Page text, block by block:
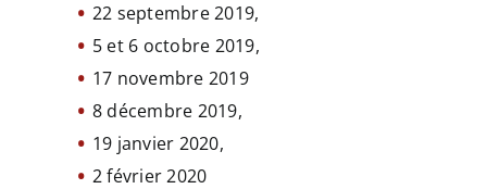
22 septembre 2019,
5 et 6 octobre 2019,
17 novembre 2019
8 décembre 2019,
19 janvier 2020,
2 février 2020